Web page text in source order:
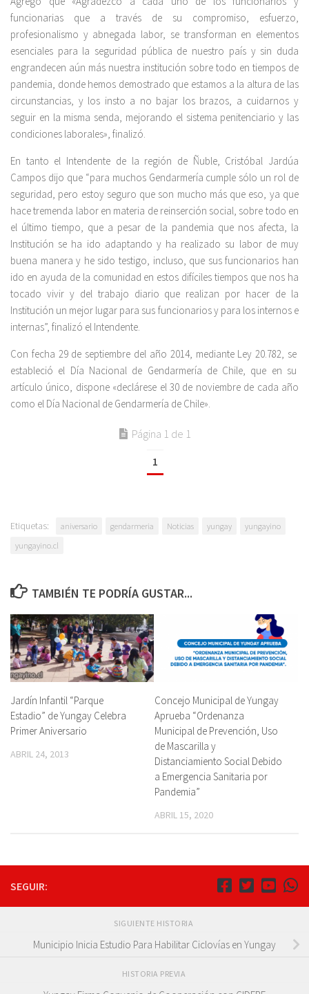
funcionarias que a través de su compromiso, esfuerzo,
profesionalismo y abnegada labor, se transforman en elementos
esenciales para la seguridad pública de nuestro país y sin duda
engrandecen aún más nuestra institución sobre todo en tiempos de
pandemia, donde hemos demostrado que estamos a la altura de las
circunstancias, y los insto a no bajar los brazos, a cuidarnos y
seguir en la misma senda, mejorando el sistema penitenciario y las
condiciones laborales», finalizó.
En tanto el Intendente de la región de Ñuble, Cristóbal Jardúa
Campos dijo que “para muchos Gendarmería cumple sólo un rol de
seguridad, pero estoy seguro que son mucho más que eso, ya que
hace tremenda labor en materia de reinserción social, sobre todo en
el último tiempo, que a pesar de la pandemia que nos afecta, la
Institución se ha ido adaptando y ha realizado su labor de muy
buena manera y he sido testigo, incluso, que sus funcionarios han
ido en ayuda de la comunidad en estos difíciles tiempos que nos ha
tocado vivir y del trabajo diario que realizan por hacer de la
Institución un mejor lugar para sus funcionarios y para los internos e
internas”, finalizó el Intendente.
Con fecha 29 de septiembre del año 2014, mediante Ley 20.782, se
estableció el Día Nacional de Gendarmería de Chile, que en su
artículo único, dispone «declárese el 30 de noviembre de cada año
como el Día Nacional de Gendarmería de Chile».
Página 1 de 1
1
Etiquetas: aniversario gendarmeria Noticias yungay
yungayino
yungayino.cl
TAMBIÉN TE PODRÍA GUSTAR...
Jardín Infantil “Parque
Estadio” de Yungay Celebra
Primer Aniversario
ABRIL 24, 2013
Concejo Municipal de Yungay
Aprueba “Ordenanza
Municipal de Prevención, Uso
de Mascarilla y
Distanciamiento Social Debido
a Emergencia Sanitaria por
Pandemia”
ABRIL 15, 2020
SEGUIR:
SIGUIENTE HISTORIA
Municipio Inicia Estudio Para Habilitar Ciclovías en Yungay
HISTORIA PREVIA